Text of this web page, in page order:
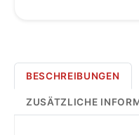
BESCHREIBUNGEN
ZUSÄTZLICHE